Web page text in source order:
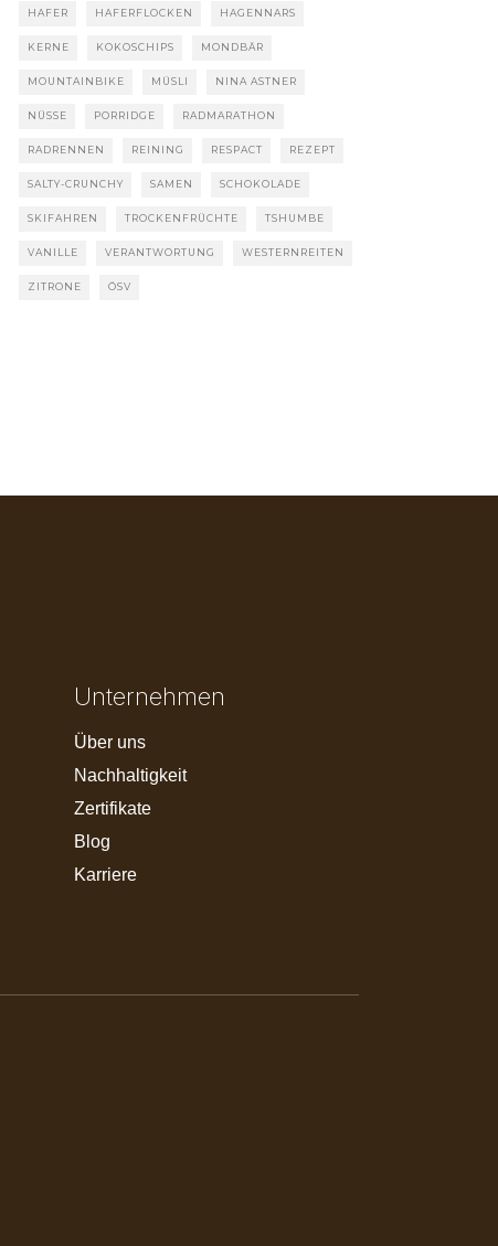
HAFER HAFERFLOCKEN HAGENNARS
KERNE KOKOSCHIPS MONDBÄR
MOUNTAINBIKE MÜSLI NINA ASTNER
NÜSSE PORRIDGE RADMARATHON
RADRENNEN REINING RESPACT REZEPT
SALTY-CRUNCHY SAMEN SCHOKOLADE
SKIFAHREN TROCKENFRÜCHTE TSHUMBE
VANILLE VERANTWORTUNG WESTERNREITEN
ZITRONE ÖSV
Unternehmen
Über uns
Nachhaltigkeit
Zertifikate
Blog
Karriere